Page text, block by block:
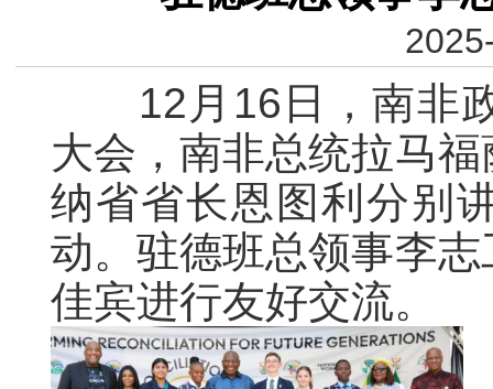
12月16日，南非政
大会，南非总统拉马
纳省省长恩图利分别
动。驻德班总领事李
佳宾进行友好交流。